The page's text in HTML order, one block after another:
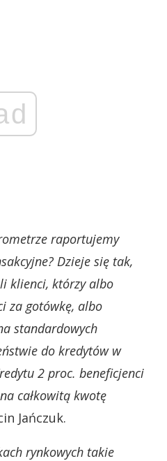
raportujemy
Dzieje się tak,
klienci, którzy albo
za gotówkę, albo
standardowych
do kredytów w
2 proc. beneficjenci
całkowitą kwotę
Jańczuk.
rynkowych takie